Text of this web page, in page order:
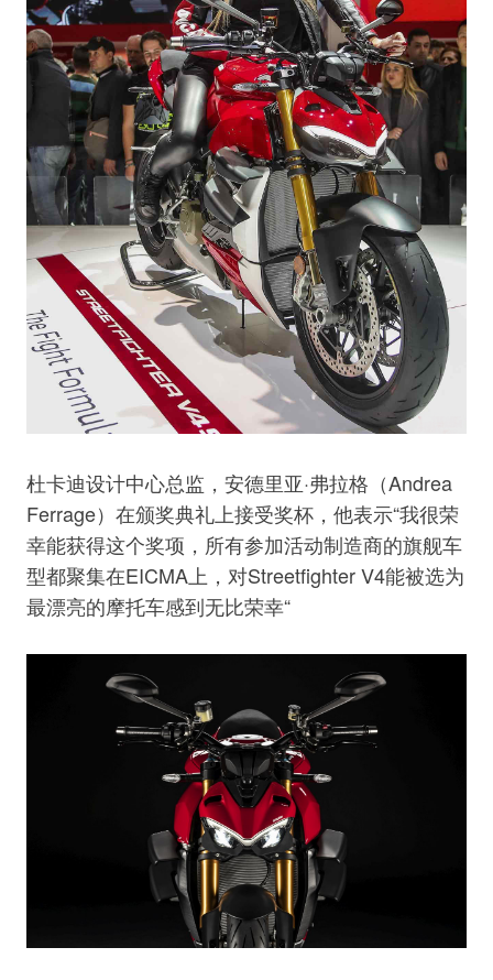
杜卡迪设计中心总监，安德里亚·弗拉格（Andrea
Ferrage）在颁奖典礼上接受奖杯，他表示“我很荣
幸能获得这个奖项，所有参加活动制造商的旗舰车
型都聚集在EICMA上，对Streetfighter V4能被选为
最漂亮的摩托车感到无比荣幸“